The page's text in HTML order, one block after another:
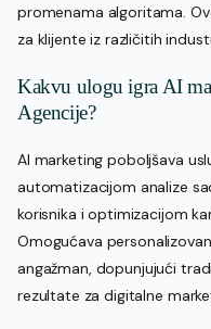
promenama algoritama.
za klijente iz različitih
Kakvu ulogu igra AI
Agencije?
AI marketing poboljšava
automatizacijom analize
korisnika i optimizacijom
Omogućava
angažman, dopunjujući
rezultate za digitalne